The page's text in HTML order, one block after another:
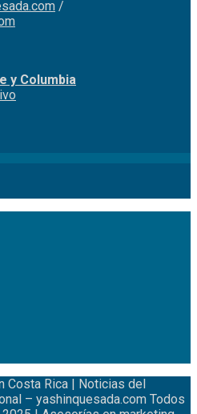
/
y Columbia
Costa Rica | Noticias del
– yashinquesada.com Todos